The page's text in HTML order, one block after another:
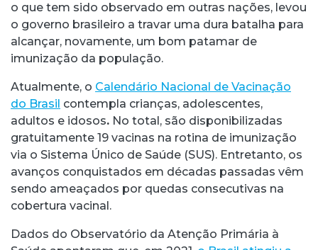
o que tem sido observado em outras nações, levou
o governo brasileiro a travar uma dura batalha para
alcançar, novamente, um bom patamar de
imunização da população.
Atualmente, o Calendário Nacional de Vacinação
do Brasil contempla crianças, adolescentes,
adultos e idosos. No total, são disponibilizadas
gratuitamente 19 vacinas na rotina de imunização
via o Sistema Único de Saúde (SUS). Entretanto, os
avanços conquistados em décadas passadas vêm
sendo ameaçados por quedas consecutivas na
cobertura vacinal.
Dados do Observatório da Atenção Primária à